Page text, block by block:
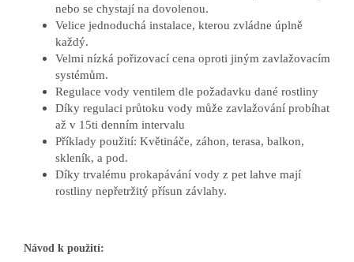
nebo se chystají na dovolenou.
Velice jednoduchá instalace, kterou zvládne úplně
každý.
Velmi nízká pořizovací cena oproti jiným zavlažovacím
systémům.
Regulace vody ventilem dle požadavku dané rostliny
Díky regulaci průtoku vody může zavlažování probíhat
až v 15ti denním intervalu
Příklady použití: Květináče, záhon, terasa, balkon,
skleník, a pod.
Díky trvalému prokapávání vody z pet lahve mají
rostliny nepřetržitý přísun závlahy.
Návod k použití: